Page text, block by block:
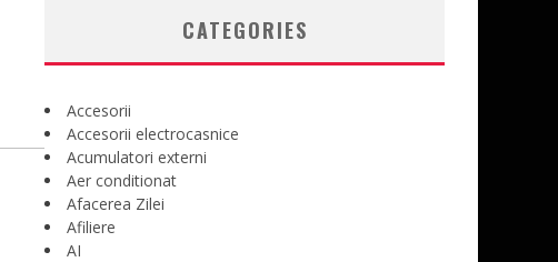
CATEGORIES
Accesorii
Accesorii electrocasnice
Acumulatori externi
Aer conditionat
Afacerea Zilei
Afiliere
AI